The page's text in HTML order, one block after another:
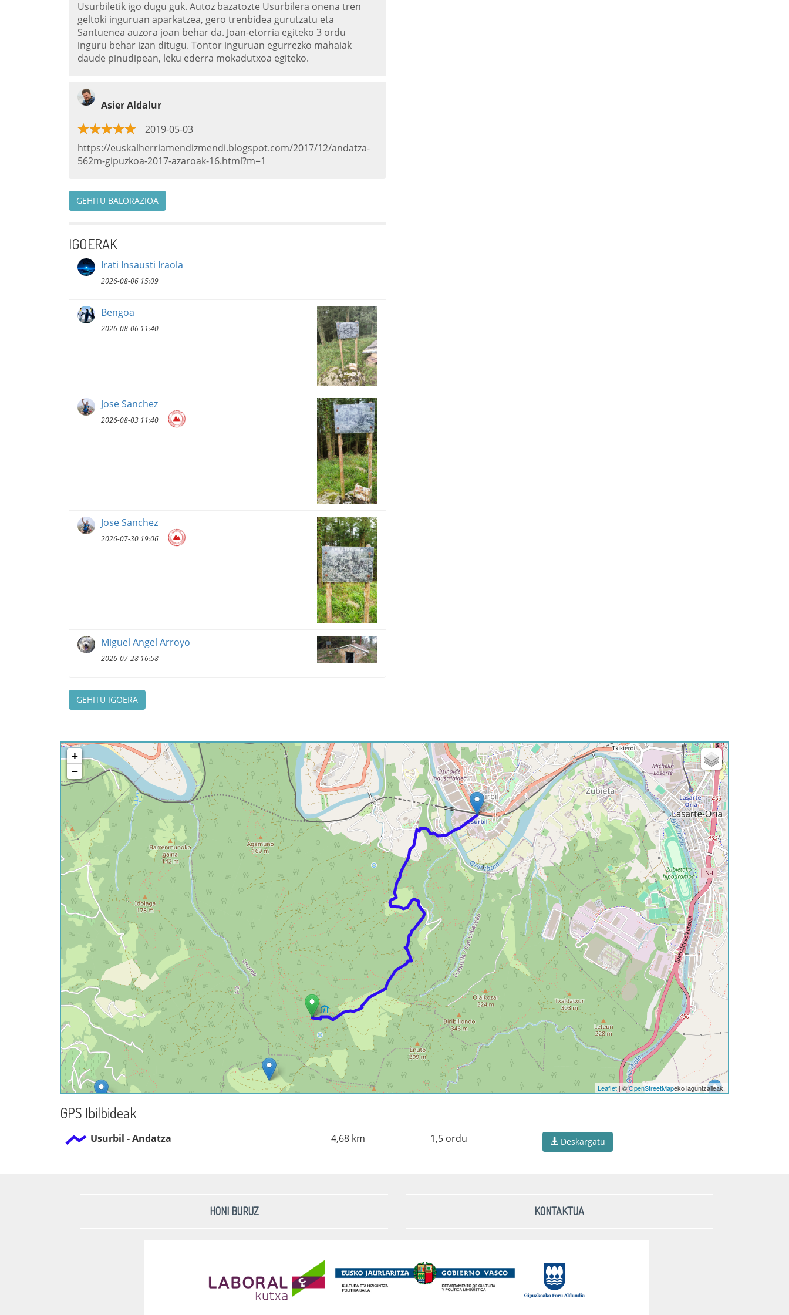
Usurbiletik igo dugu guk. Autoz bazatozte Usurbilera onena tren
geltoki inguruan aparkatzea, gero trenbidea gurutzatu eta
Santuenea auzora joan behar da. Joan-etorria egiteko 3 ordu
inguru behar izan ditugu. Tontor inguruan egurrezko mahaiak
daude pinudipean, leku ederra mokadutxoa egiteko.
Asier Aldalur
2019-05-03
https://euskalherriamendizmendi.blogspot.com/2017/12/andatza-
562m-gipuzkoa-2017-azaroak-16.html?m=1
GEHITU BALORAZIOA
IGOERAK
Irati Insausti Iraola
2026-08-06 15:09
Bengoa
2026-08-06 11:40
Jose Sanchez
2026-08-03 11:40
Jose Sanchez
2026-07-30 19:06
Miguel Angel Arroyo
2026-07-28 16:58
GEHITU IGOERA
+
−
Leaflet| ©OpenStreetMapeko laguntzaileak.
GPS Ibilbideak
Usurbil - Andatza 4,68 km 1,5 ordu Deskargatu
HONI BURUZ KONTAKTUA